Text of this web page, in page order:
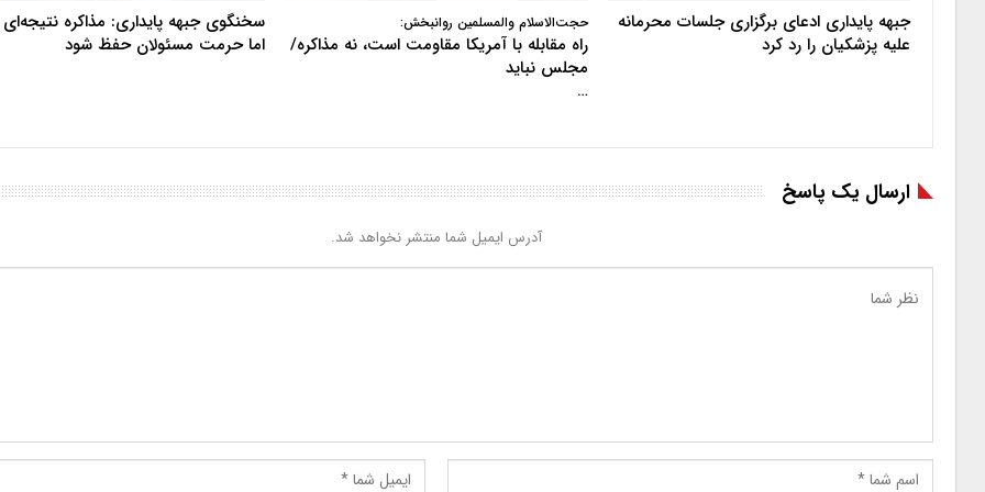
جبهه پایداری ادعای برگزاری جلسات محرمانه
علیه پزشکیان را رد کرد
حجت‌الاسلام والمسلمین روانبخش:
راه مقابله با آمریکا مقاومت است، نه مذاکره/
مجلس نباید
…
سخنگوی جبهه پایداری: مذاکره نتیجه‌ای
اما حرمت مسئولان حفظ شود
ارسال یک پاسخ
آدرس ایمیل شما منتشر نخواهد شد.